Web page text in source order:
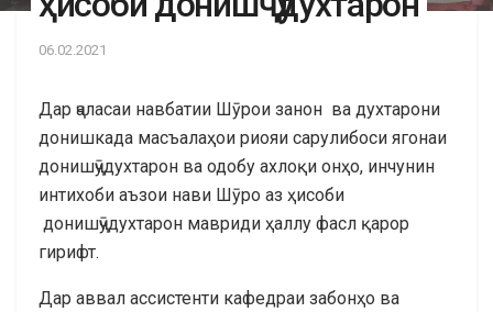
06.02.2021
Дар ҷаласаи навбатии Шӯрои занон ва духтарони
донишкада масъалаҳои риояи сарулибоси ягонаи
донишҷӯдухтарон ва одобу ахлоқи онҳо, инчунин
интихоби аъзои нави Шӯро аз ҳисоби
донишҷӯдухтарон мавриди ҳаллу фасл қарор
гирифт.
Дар аввал ассистенти кафедраи забонҳо ва